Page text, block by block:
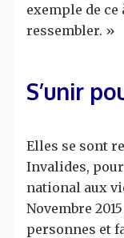
exemple de
ressembler. »
S’unir
Elles se sont
Invalides,
national aux
Novembre
personnes et